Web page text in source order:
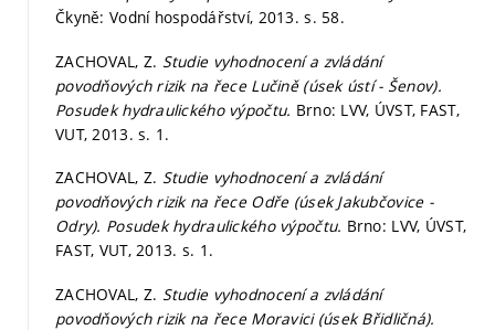
Čkyně: Vodní hospodářství, 2013.s. 58.
ZACHOVAL, Z. Studie vyhodnocení a zvládání
povodňových rizik na řece Lučině (úsek ústí - Šenov).
Posudek hydraulického výpočtu. Brno: LVV, ÚVST, FAST,
VUT, 2013.s. 1.
ZACHOVAL, Z. Studie vyhodnocení a zvládání
povodňových rizik na řece Odře (úsek Jakubčovice -
Odry). Posudek hydraulického výpočtu. Brno: LVV, ÚVST,
FAST, VUT, 2013. s. 1.
ZACHOVAL, Z. Studie vyhodnocení a zvládání
povodňových rizik na řece Moravici (úsek Břidličná).